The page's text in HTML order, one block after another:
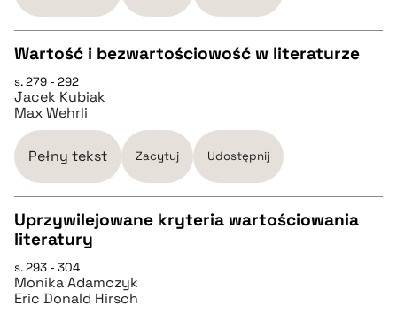
BIBTEX
pobierz cytat
CZYSTY TEKST
pobierz cytat
BIBTEX
pobierz cytat
Wartość i bezwartościowość w literaturze
s. 279 - 292
Jacek Kubiak
Max Wehrli
Pełny tekst Zacytuj Udostępnij
CZYSTY TEKST
pobierz cytat
Uprzywilejowane kryteria wartościowania
literatury
s. 293 - 304
Monika Adamczyk
Eric Donald Hirsch